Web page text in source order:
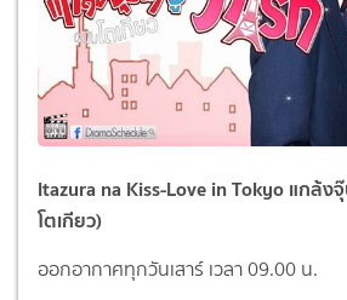
Itazura na Kiss-Love in Tokyo แกล้ง
โตเกียว)
ออกอากาศทุกวันเสาร์ เวลา 09.00 น.